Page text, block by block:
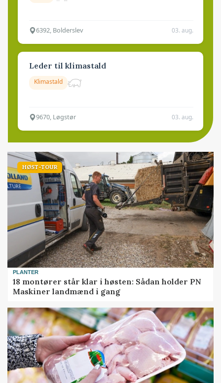
6392, Bolderslev 03. aug.
Leder til klimastald
Klimastald
9670, Løgstør 03. aug.
HØST-TOUR
PLANTER
18 montører står klar i høsten: Sådan holder PN
Maskiner landmænd i gang